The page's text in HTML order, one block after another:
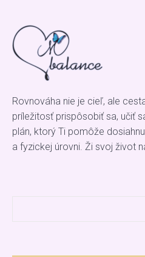
Rovnováha nie je cieľ, ale
príležitosť prispôsobiť sa, učiť
plán, ktorý Ti pomôže
a fyzickej úrovni. Ži svoj život